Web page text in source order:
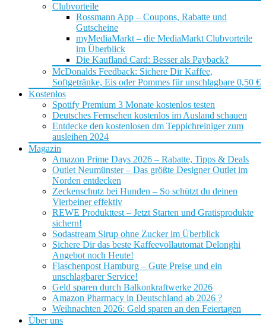
Clubvorteile
Rossmann App – Coupons, Rabatte und
Gutscheine
myMediaMarkt – die MediaMarkt Clubvorteile
im Überblick
Die Kaufland Card: Besser als Payback?
McDonalds Feedback: Sichere Dir Kaffee,
Softgetränke, Eis oder Pommes für unschlagbare 0,50 €
Kostenlos
Spotify Premium 3 Monate kostenlos testen
Deutsches Fernsehen kostenlos im Ausland schauen
Entdecke den kostenlosen dm Teppichreiniger zum
ausleihen 2024
Magazin
Amazon Prime Days 2026 – Rabatte, Tipps & Deals
Outlet Neumünster – Das größte Designer Outlet im
Norden entdecken
Zeckenschutz bei Hunden – So schützt du deinen
Vierbeiner effektiv
REWE Produkttest – Jetzt Starten und Gratisprodukte
sichern!
Sodastream Sirup ohne Zucker im Überblick
Sichere Dir das beste Kaffeevollautomat Delonghi
Angebot noch Heute!
Flaschenpost Hamburg – Gute Preise und ein
unschlagbarer Service!
Geld sparen durch Balkonkraftwerke 2026
Amazon Pharmacy in Deutschland ab 2026 ?
Weihnachten 2026: Geld sparen an den Feiertagen
Über uns